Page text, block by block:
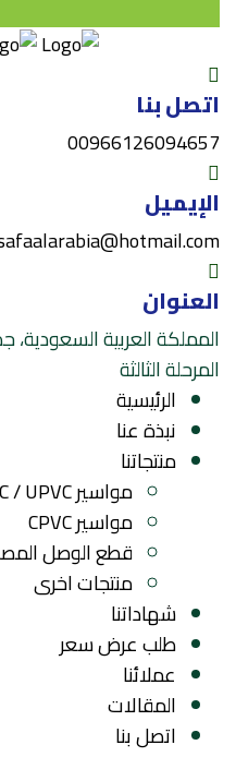
صفا العربية للصناعات
For Plastic Products
بي في سي و يو بي في
PVC , UPVC , CPVC
بنا
العربية السعودية،
الثالثة
الرئيسية
نبذة عنا
منتجاتنا
مواسير PVC / UPVC
مواسير CPVC
قطع الوصل
منتجات اخرى
شهاداتنا
طلب عرض سعر
عملائنا
المقالات
اتصل بنا